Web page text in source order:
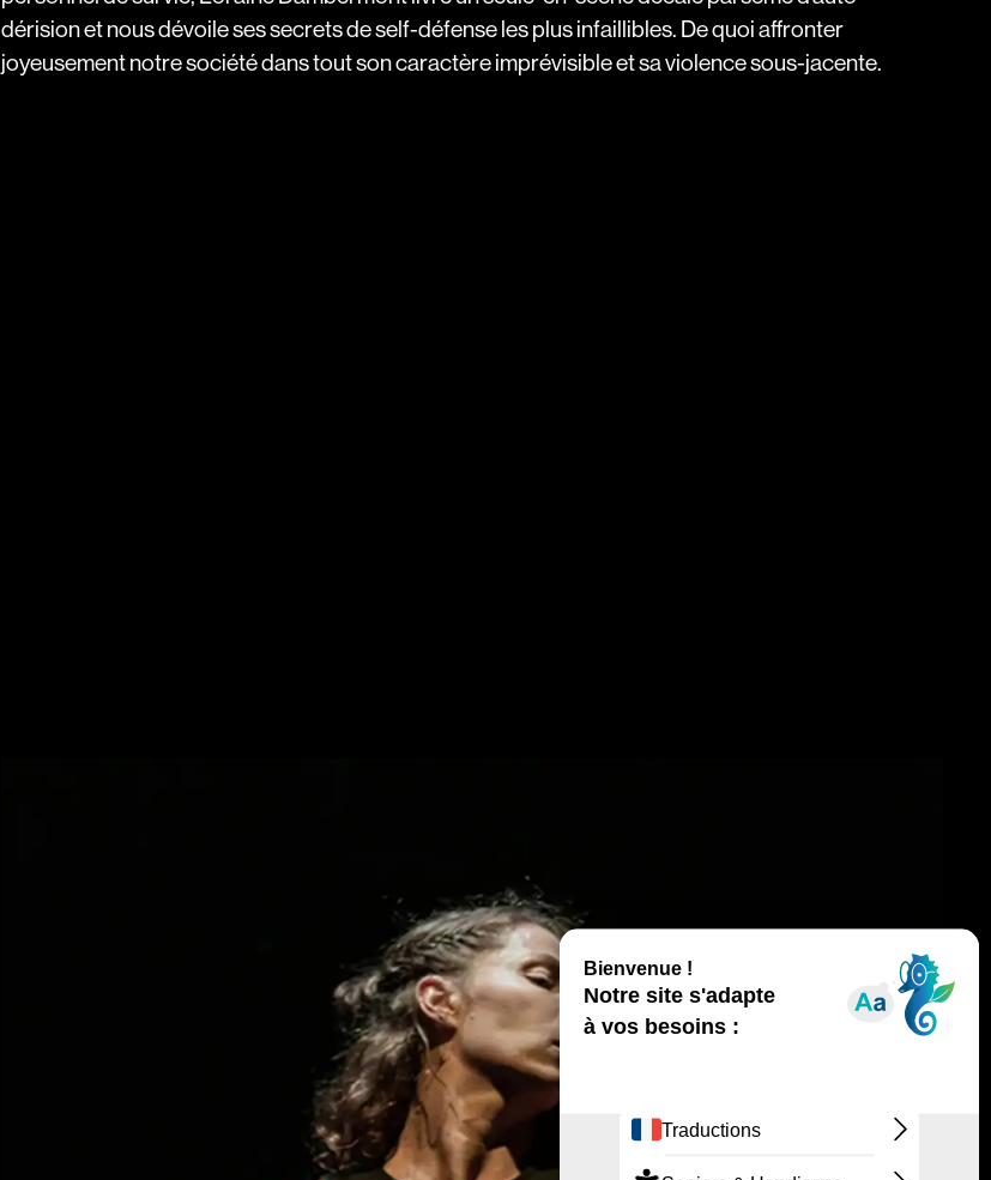
dérision et nous dévoile ses secrets de self-défense les plus infaillibles. De quoi affronter
joyeusement notre société dans tout son caractère imprévisible et sa violence sous-jacente.